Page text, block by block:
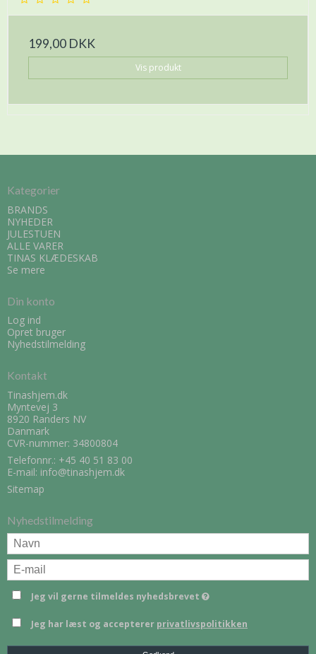
199,00 DKK
Vis produkt
Kategorier
BRANDS
NYHEDER
JULESTUEN
ALLE VARER
TINAS KLÆDESKAB
Se mere
Din konto
Log ind
Opret bruger
Nyhedstilmelding
Kontakt
Tinashjem.dk
Myntevej 3
8920 Randers NV
Danmark
CVR-nummer: 34800804
Telefonnr.: +45 40 51 83 00
E-mail: info@tinashjem.dk
Sitemap
Nyhedstilmelding
Jeg vil gerne tilmeldes nyhedsbrevet
Jeg har læst og accepterer privatlivspolitikken